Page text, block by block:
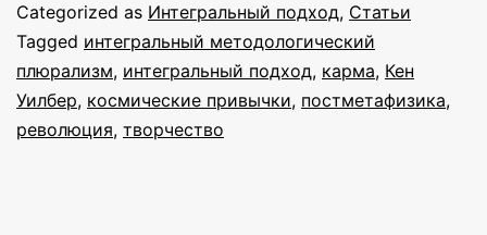
Categorized as Интегральный подход, Статьи
Tagged интегральный методологический
плюрализм, интегральный подход, карма, Кен
Уилбер, космические привычки, постметафизика,
революция, творчество